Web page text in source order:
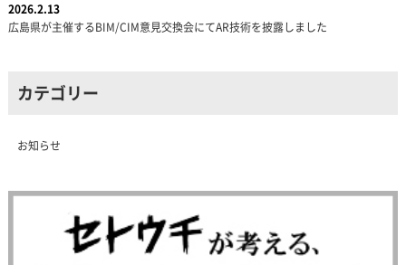
2026.2.13
広島県が主催するBIM/CIM意見交換会にてAR技術を披露しました
カテゴリー
お知らせ